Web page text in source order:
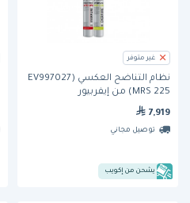
غير متوفر
نظام التناضح العكسي (EV997027
MRS 225) من إيفربيور
7,919
توصيل مجاني
يشحن من إكويب